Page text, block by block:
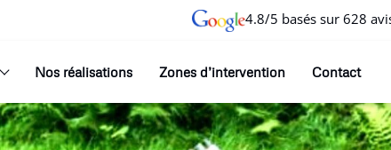
4.8/5 basés sur 628
Nos réalisations Zones d’intervention Contact